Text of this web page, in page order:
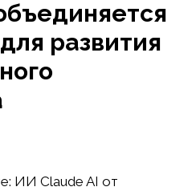
развития
ИИ Claude AI от